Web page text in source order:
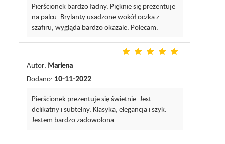
Pierścionek bardzo ładny. Pięknie się prezentuje
na palcu. Brylanty usadzone wokół oczka z
szafiru, wygląda bardzo okazale. Polecam.
Autor: Marlena
Dodano: 10-11-2022
Pierścionek prezentuje się świetnie. Jest
delikatny i subtelny. Klasyka, elegancja i szyk.
Jestem bardzo zadowolona.